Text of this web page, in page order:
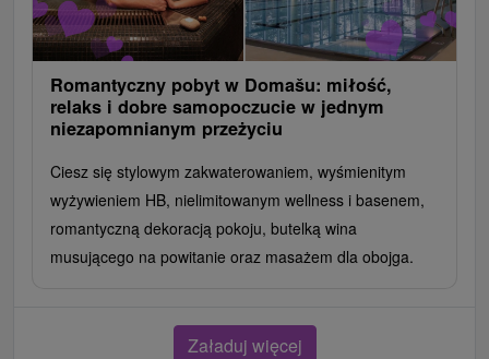
Romantyczny pobyt w Domašu: miłość,
relaks i dobre samopoczucie w jednym
niezapomnianym przeżyciu
Ciesz się stylowym zakwaterowaniem, wyśmienitym
wyżywieniem HB, nielimitowanym wellness i basenem,
romantyczną dekoracją pokoju, butelką wina
musującego na powitanie oraz masażem dla obojga.
Załaduj więcej